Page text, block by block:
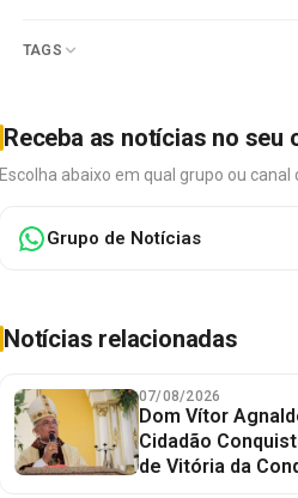
TAGS
Receba as notícias no seu
Escolha abaixo em qual grupo ou
Grupo de Notícias
Notícias relacionadas
07/08/2026
Dom Vítor
Cidadão
de Vitória da